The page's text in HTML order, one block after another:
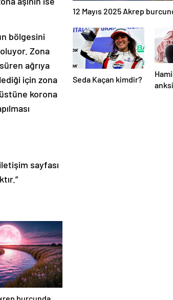
bölgesini
Zona
ağrıya
için zona
korona
sayfası
burcunda
12 Mayıs 2025 Akrep
Seda Kaçan kimdir?